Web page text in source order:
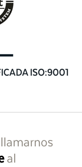
ISO:9001
al